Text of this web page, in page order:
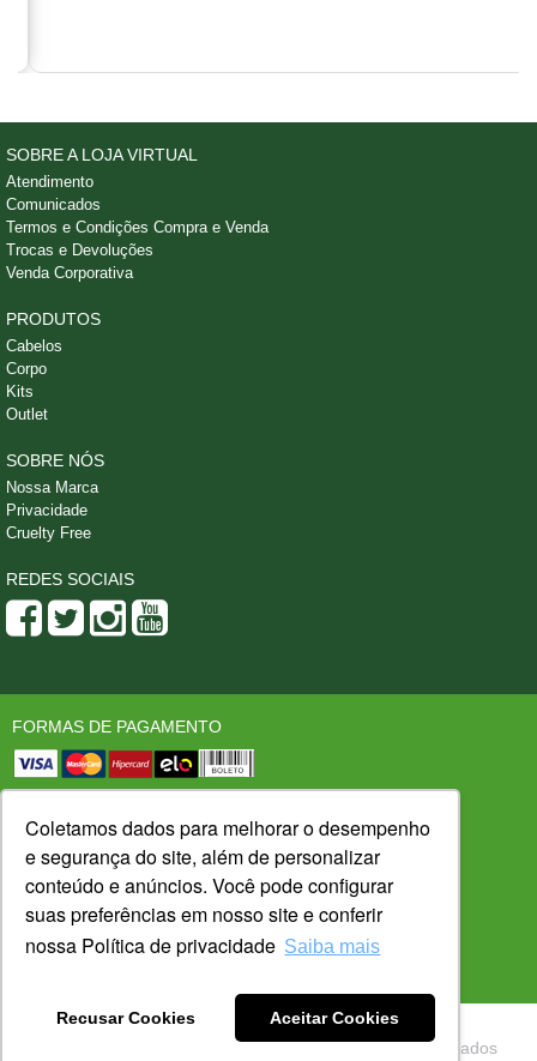
Coletamos dados para melhorar o desempenho
e segurança do site, além de personalizar
conteúdo e anúncios. Você pode configurar
suas preferências em nosso site e conferir
nossa Política de privacidade Saiba mais
Recusar Cookies Aceitar Cookies
SOBRE A LOJA VIRTUAL
Atendimento
Comunicados
Termos e Condições Compra e Venda
Trocas e Devoluções
Venda Corporativa
PRODUTOS
Cabelos
Corpo
Kits
Outlet
SOBRE NÓS
Nossa Marca
Privacidade
Cruelty Free
REDES SOCIAIS
FORMAS DE PAGAMENTO
SEGURANÇA LOJA CONFIÁVEL
PLATAFORMA:
Copyright © 2023 PhytoErvas - Todos os direitos reservados